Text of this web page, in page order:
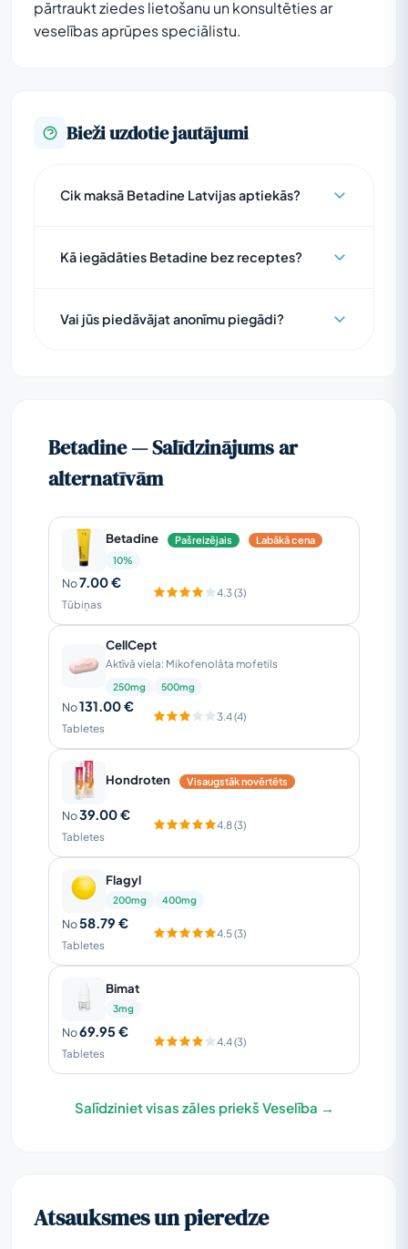
pārtraukt ziedes lietošanu un konsultēties ar
veselības aprūpes speciālistu.
Bieži uzdotie jautājumi
Cik maksā Betadine Latvijas aptiekās?
Kā iegādāties Betadine bez receptes?
Vai jūs piedāvājat anonīmu piegādi?
Betadine — Salīdzinājums ar
alternatīvām
Betadine Pašreizējais
Labākā cena
10%
No7.00 €
Tūbiņas
4.3 (3)
CellCept
Aktīvā viela: Mikofenolāta mofetils
250mg 500mg
No131.00 €
Tabletes
3.4 (4)
Hondroten Visaugstāk novērtēts
No39.00 €
Tabletes
4.8 (3)
Flagyl
200mg 400mg
No58.79 €
Tabletes
4.5 (3)
Bimat
3mg
No69.95 €
Tabletes
4.4 (3)
Salīdziniet visas zāles priekš Veselība →
Atsauksmes un pieredze